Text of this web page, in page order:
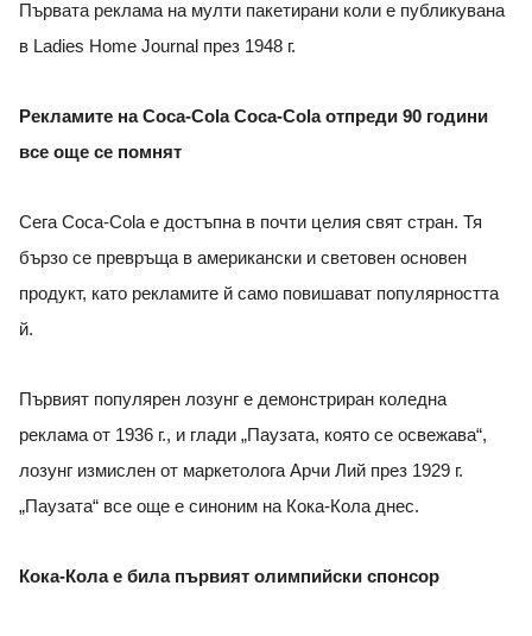
Първата реклама на мулти пакетирани коли е публикувана
в Ladies Home Journal през 1948 г.
Рекламите на Coca-Cola Coca-Cola отпреди 90 години
все още се помнят
Сега Coca-Cola е достъпна в почти целия свят стран. Тя
бързо се превръща в американски и световен основен
продукт, като рекламите й само повишават популярността
й.
Първият популярен лозунг е демонстриран коледна
реклама от 1936 г., и глади „Паузата, която се освежава“,
лозунг измислен от маркетолога Арчи Лий през 1929 г.
„Паузата“ все още е синоним на Кока-Кола днес.
Кока-Кола е била първият олимпийски спонсор